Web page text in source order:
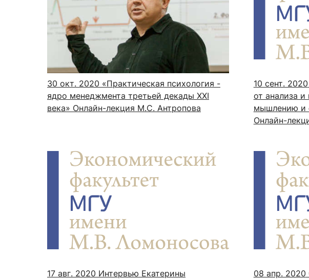
30 окт. 2020 «Практическая психология -
ядро менеджмента третьей декады ХХI
века» Онлайн-лекция М.С. Антропова
10 сент. 2020
от анализа
мышлению и
Онлайн-
17 авг. 2020 Интервью Екатерины
08 апр. 2020